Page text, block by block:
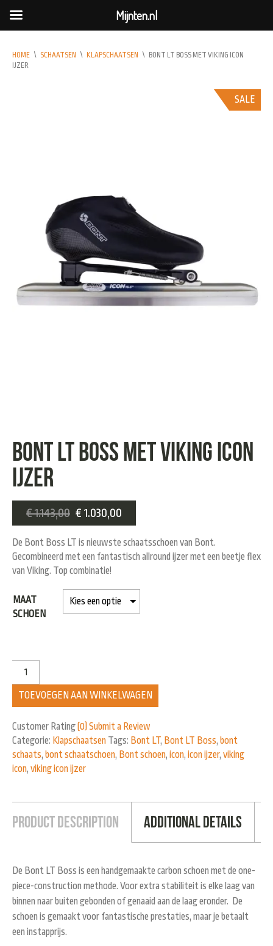
HOME \ SCHAATSEN \ KLAPSCHAATSEN \ BONT LT BOSS MET VIKING ICON
IJZER
SALE
Bont LT Boss met Viking Icon
ijzer
€1.143,00 € 1.030,00
De Bont Boss LT is nieuwste schaatsschoen van Bont.
Gecombineerd met een fantastisch allround ijzer met een beetje flex
van Viking. Top combinatie!
MAAT
SCHOEN
TOEVOEGEN AAN WINKELWAGEN
Customer Rating(0) Submit a Review
Categorie: Klapschaatsen Tags: Bont LT, Bont LT Boss, bont
schaats, bont schaatschoen, Bont schoen, icon, icon ijzer, viking
icon, viking icon ijzer
Product Description Additional Details
De Bont LT Boss is een handgemaakte carbon schoen met de one-
piece-construction methode. Voor extra stabiliteit is elke laag van
binnen naar buiten gebonden of genaaid aan de laag eronder. De
schoen is gemaakt voor fantastische prestaties, maar je betaalt
een instapprijs.
Mijnten.nl